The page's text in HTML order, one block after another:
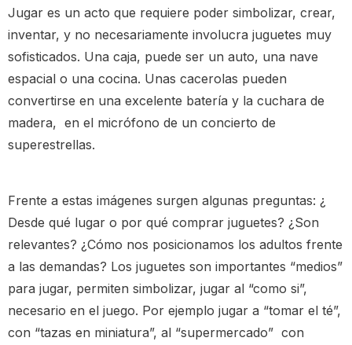
Jugar es un acto que requiere poder simbolizar, crear,
inventar, y no necesariamente involucra juguetes muy
sofisticados. Una caja, puede ser un auto, una nave
espacial o una cocina. Unas cacerolas pueden
convertirse en una excelente batería y la cuchara de
madera, en el micrófono de un concierto de
superestrellas.
Frente a estas imágenes surgen algunas preguntas: ¿
Desde qué lugar o por qué comprar juguetes? ¿Son
relevantes? ¿Cómo nos posicionamos los adultos frente
a las demandas? Los juguetes son importantes “medios”
para jugar, permiten simbolizar, jugar al “como si”,
necesario en el juego. Por ejemplo jugar a “tomar el té”,
con “tazas en miniatura”, al “supermercado” con